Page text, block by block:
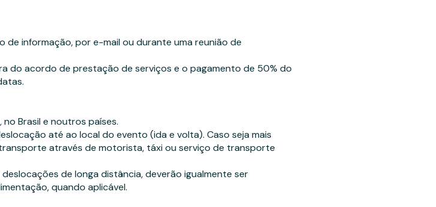
informação, por e-mail ou durante uma reunião de
do acordo de prestação de serviços e o pagamento de 50% do
Brasil e noutros países.
até ao local do evento (ida e volta). Caso seja mais
através de motorista, táxi ou serviço de transporte
de longa distância, deverão igualmente ser
quando aplicável.